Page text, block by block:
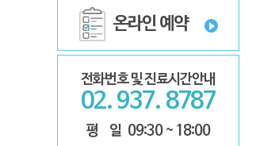
온라인 예약
전화번호 및 진료시간안내
02. 937. 8787
평 일 09:30 ~ 18:00